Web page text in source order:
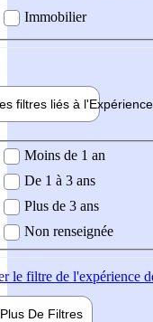
Immobilier
filtres liés à l'Expérience
demandée
Moins de 1 an
De 1 à 3 ans
Plus de 3 ans
Non renseignée
le filtre de l'expérience
Plus De Filtres